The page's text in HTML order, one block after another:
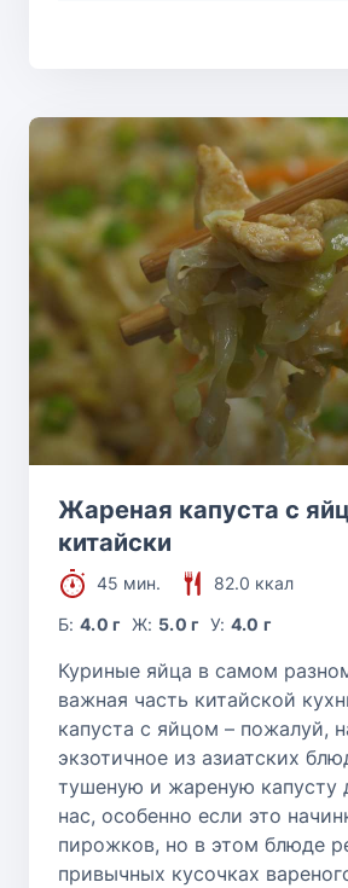
Жареная капуста с
китайски
45 мин.
82.0 ккал
Б:4.0 г Ж: 5.0 г У: 4.0 г
Куриные яйца в самом
важная часть китайской
капуста с яйцом – пожалуй,
экзотичное из азиатских
тушеную и жареную капусту
нас, особенно если это
пирожков, но в этом блюде
привычных кусочках